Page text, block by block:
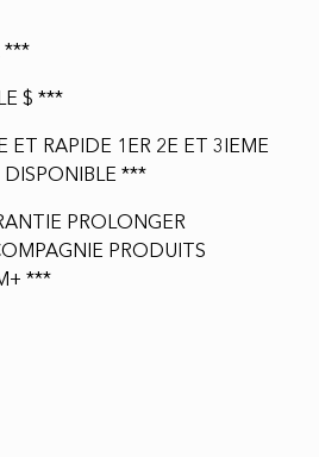
***
$ ***
ET RAPIDE 1ER 2E ET 3IEME
DISPONIBLE ***
PROLONGER
PRODUITS
***